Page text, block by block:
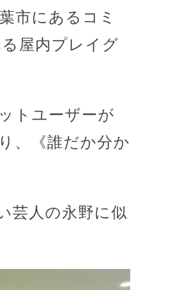
市にあるコミ
屋内プレイグ
トユーザーが
、《誰だか分か
芸人の永野に似